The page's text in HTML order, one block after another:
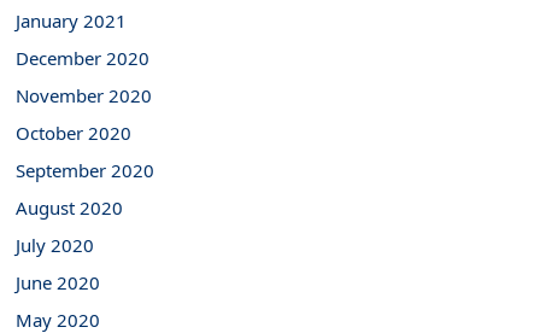
January 2021
December 2020
November 2020
October 2020
September 2020
August 2020
July 2020
June 2020
May 2020